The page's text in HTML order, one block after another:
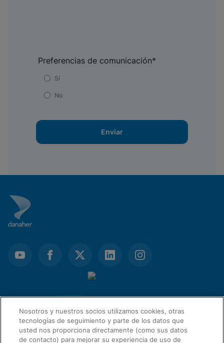
Preferencias de comunicación*
Sí
No
Enviar
Nosotros y nuestros socios utilizamos cookies, otras
tecnologías de seguimiento y parte de los datos que
usted nos proporciona directamente (como sus datos
de contacto) para mejorar su experiencia de uso de